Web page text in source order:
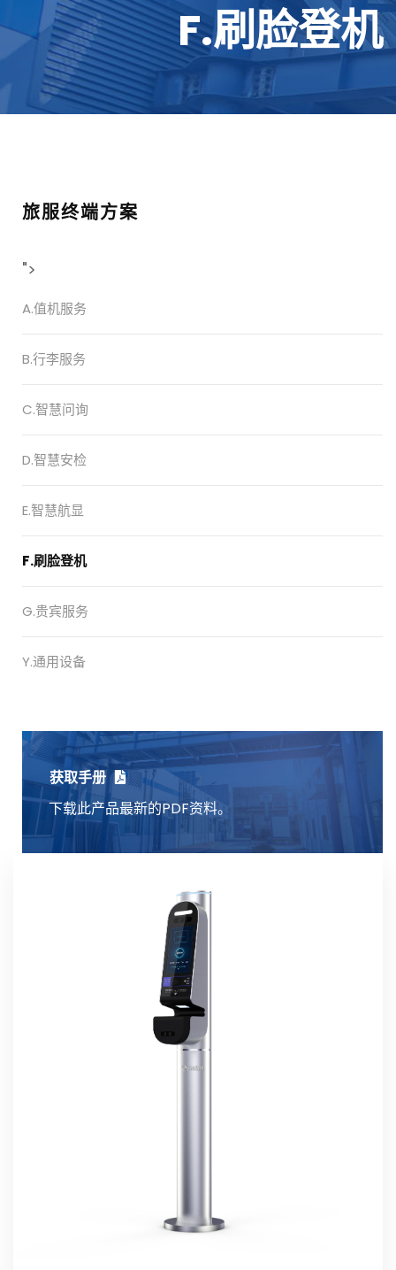
F.刷脸登机
旅服终端方案
">
A.值机服务
B.行李服务
C.智慧问询
D.智慧安检
E.智慧航显
F.刷脸登机
G.贵宾服务
Y.通用设备
获取手册
下载此产品最新的PDF资料。